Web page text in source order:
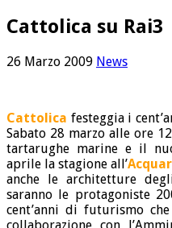
Cattolica su Rai3
26 Marzo 2009 News
Cattolica festeggia i
Sabato 28 marzo alle ore
tartarughe marine e il
aprile la stagione all’
anche le architetture
saranno le protagoniste
cent’anni di futurismo
collaborazione con